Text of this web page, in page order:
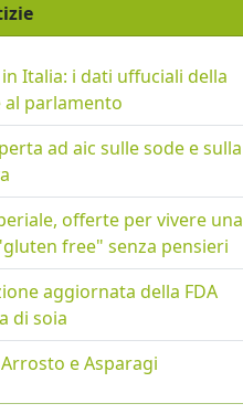
in Italia: i dati uffuciali della
al parlamento
ad aic sulle sode e sulla
offerte per vivere una
free" senza pensieri
aggiornata della FDA
di soia
e Asparagi